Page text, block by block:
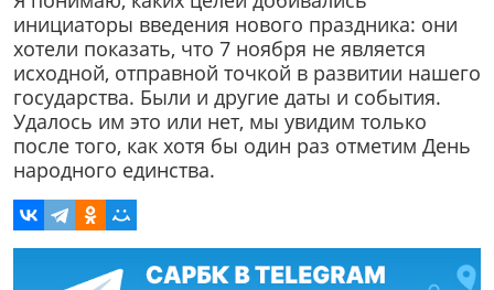
инициаторы введения нового праздника: они
хотели показать, что 7 ноября не является
исходной, отправной точкой в развитии нашего
государства. Были и другие даты и события.
Удалось им это или нет, мы увидим только
после того, как хотя бы один раз отметим День
народного единства.